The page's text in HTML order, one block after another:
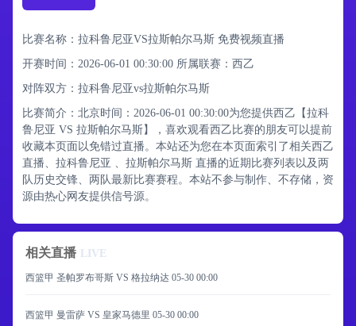
比赛名称：拉科鲁尼亚VS拉斯帕尔马斯 免费视频直播
开赛时间：2026-06-01 00:30:00 所属联赛： 西乙
对阵双方：拉科鲁尼亚vs拉斯帕尔马斯
比赛简介：北京时间：2026-06-01 00:30:00为您提供西乙【拉科
鲁尼亚 VS 拉斯帕尔马斯】，喜欢观看西乙比赛的朋友可以提前
收藏本页面以免错过直播。本站还为您在本页面索引了相关西乙
直播、拉科鲁尼亚 、拉斯帕尔马斯 直播的近期比赛列表以及两
队历史交锋、两队最新比赛赛程。本站不参与制作、不存储，资
源由热心网友提供信号源。
相关直播 LIVE
西篮甲 圣帕罗布哥斯 VS 格拉纳达 05-30 00:00
西篮甲 曼雷萨 VS 皇家马德里 05-30 00:00